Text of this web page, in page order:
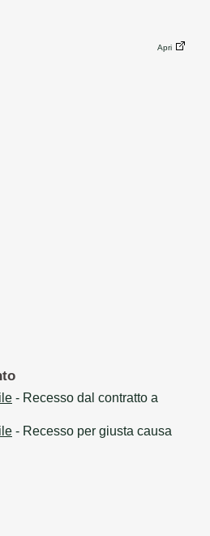
Apri
- Recesso dal contratto a
- Recesso per giusta causa